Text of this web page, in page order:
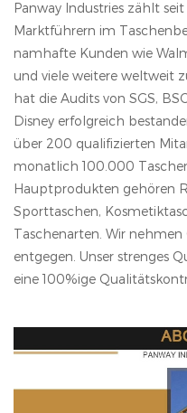
Panway Industries zählt
Marktführern im
namhafte Kunden wie
und viele weitere weltweit
hat die Audits von SGS,
Disney erfolgreich
über 200 qualifizierten
monatlich 100.000
Hauptprodukten gehören
Sporttaschen,
Taschenarten. Wir
entgegen. Unser strenges
eine 100%ige